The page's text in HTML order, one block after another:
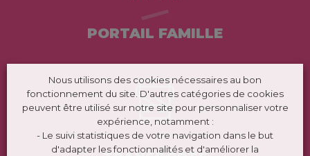
PORTAIL FAMILLE
Nous utilisons des cookies nécessaires au bon
fonctionnement du site. D'autres catégories de cookies
peuvent être utilisé sur notre site pour personnaliser votre
expérience, notamment :
- Le suivi statistiques de votre navigation dans le but
d'adapter les fonctionnalités et d'améliorer la